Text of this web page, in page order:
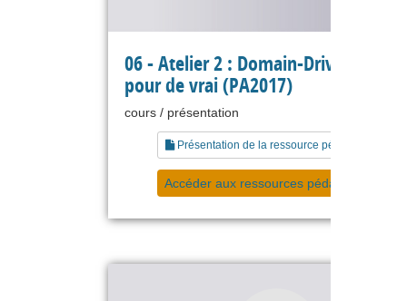
06 - Atelier 2 : Domain-Driven
pour de vrai (PA2017)
cours / présentation
Présentation de la ressource pédagogique
Accéder aux ressources pédagogiques